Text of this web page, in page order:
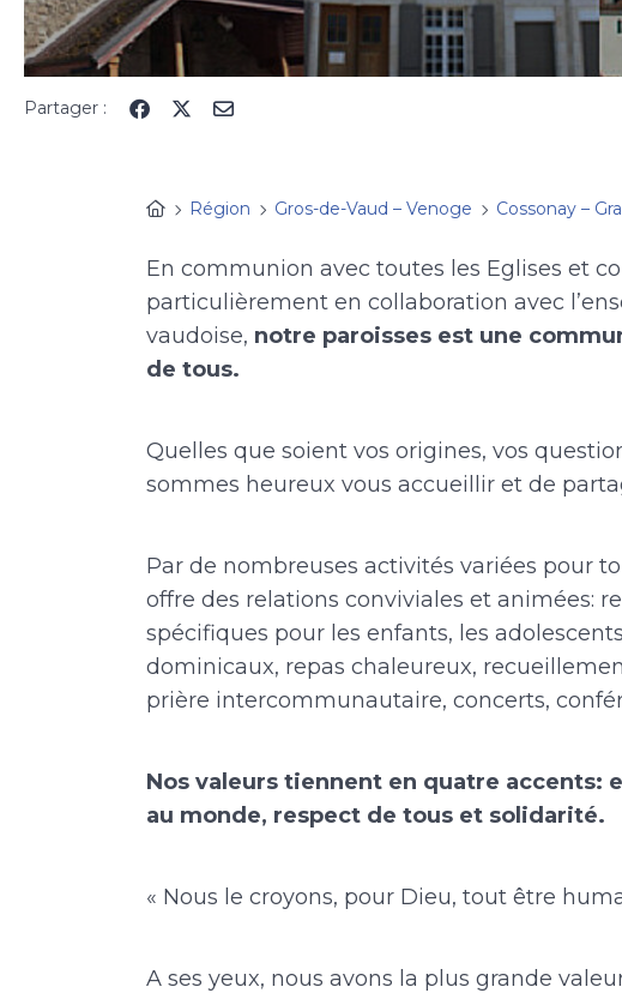
Partager :
Région Gros-de-Vaud – Venoge Cossonay –
En communion avec toutes les Eglises et
particulièrement en collaboration avec
vaudoise, notre paroisses est une
de tous.
Quelles que soient vos origines, vos
sommes heureux vous accueillir et de
Par de nombreuses activités variées pour
offre des relations conviviales et animées:
spécifiques pour les enfants, les
dominicaux, repas chaleureux,
prière intercommunautaire, concerts,
Nos valeurs tiennent en quatre accents:
au monde, respect de tous et solidarité.
« Nous le croyons, pour Dieu, tout être
A ses yeux, nous avons la plus grande